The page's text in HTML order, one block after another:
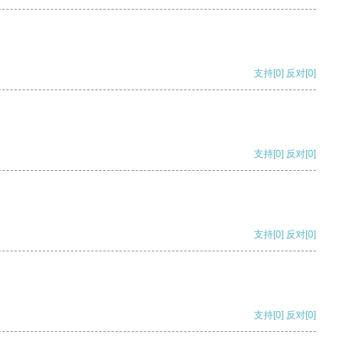
支持[0] 反对[0]
支持[0] 反对[0]
支持[0] 反对[0]
支持[0] 反对[0]